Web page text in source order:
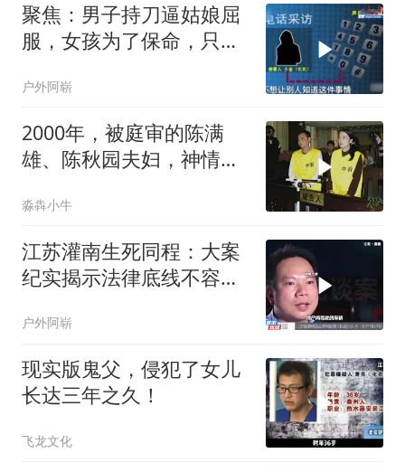
聚焦：男子持刀逼姑娘屈
服，女孩为了保命，只能
户外阿崭
2000年，被庭审的陈满
雄、陈秋园夫妇，神情颓
巨债
淼犇小牛
江苏灌南生死同程：大案
纪实揭示法律底线不容触
户外阿崭
现实版鬼父，侵犯了女儿
长达三年之久！
飞龙文化